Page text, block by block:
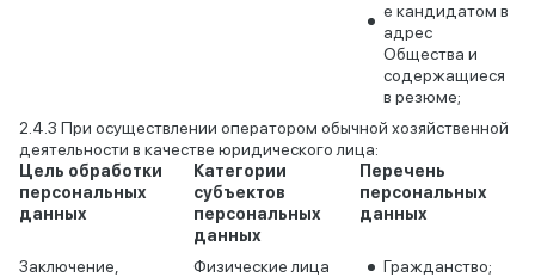
е кандидатом в
адрес
Общества и
содержащиеся
в резюме;
При осуществлении оператором обычной хозяйственной
деятельности в качестве юридического лица:
Цель обработки
персональных
данных
Категории
субъектов
персональных
данных
Перечень
персональных
данных
Заключение,
Физические лица
Гражданство;